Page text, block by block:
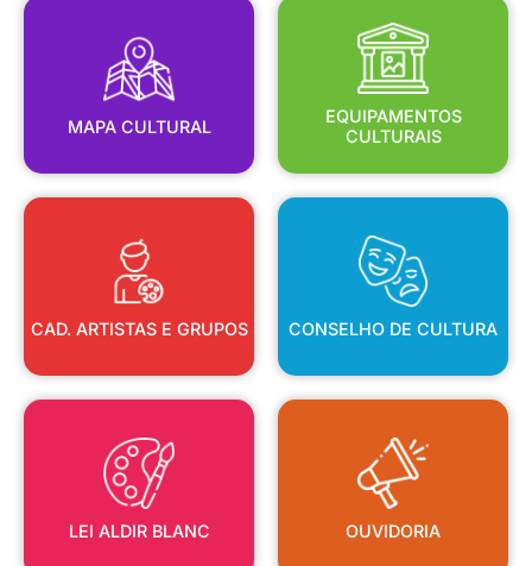
MAPA CULTURAL
MAPA CULTURAL
EQUIPAMENTOS
CULTURAIS
EQUIPAMENTOS
CULTURAIS
CAD. ARTISTAS E GRUPOS
CAD. ARTISTAS E GRUPOS
CONSELHO DE CULTURA
CONSELHO DE CULTURA
LEI ALDIR BLANC
LEI ALDIR BLANC
OUVIDORIA
OUVIDORIA